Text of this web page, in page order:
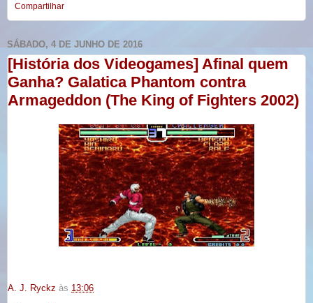
Compartilhar
SÁBADO, 4 DE JUNHO DE 2016
[História dos Videogames] Afinal quem
Ganha? Galatica Phantom contra
Armageddon (The King of Fighters 2002)
A. J. Ryckz às 13:06